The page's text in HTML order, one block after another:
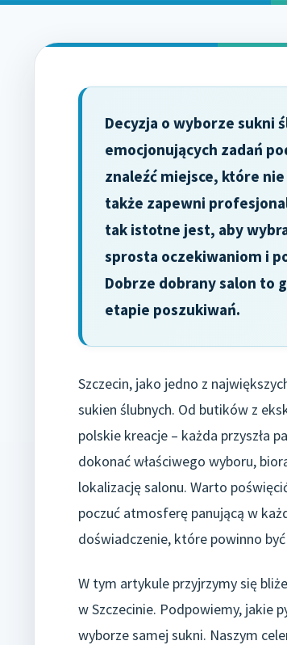
Decyzja o wyborze sukni
emocjonujących zadań
znaleźć miejsce, które
także zapewni
tak istotne jest, aby
sprosta oczekiwaniom i
Dobrze dobrany salon to
etapie poszukiwań.
Szczecin, jako jedno z
sukien ślubnych. Od butików z
polskie kreacje – każda przyszła
dokonać właściwego wyboru,
lokalizację salonu. Warto
poczuć atmosferę panującą w
doświadczenie, które powinno
W tym artykule przyjrzymy się
w Szczecinie. Podpowiemy, jakie
wyborze samej sukni. Naszym